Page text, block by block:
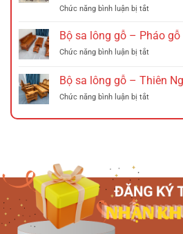
Nai
–
12
Đá
Đào
Chức năng bình luận bị tắtở
sa
gỗ
Chuông
gỗ
Bộ sa lông gỗ – Pháo
Chức năng bình luận bị tắtở
sa
lông
gỗ
Pháo
Nai
Bộ sa lông gỗ – Thiên
Chức năng bình luận bị tắtở
sa
Nga
Gỗ
Đồng